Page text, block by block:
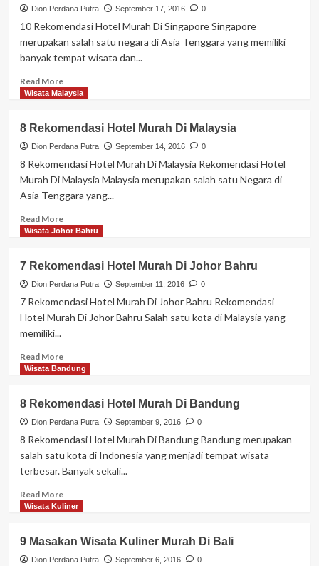
Bajo Luxury Phinisi ” GANDIVA ”
Liveaboard Review
Dion Perdana Putra September 17, 2016 0
10 Rekomendasi Hotel Murah Di Singapore Singapore
merupakan salah satu negara di Asia Tenggara yang memiliki
banyak tempat wisata dan...
Read MoreRead
more
Rekomendasi
Hotel
Murah
Di
Singapore
Wisata Malaysia
8 Rekomendasi Hotel Murah Di Malaysia
Dion Perdana Putra September 14, 2016 0
8 Rekomendasi Hotel Murah Di Malaysia Rekomendasi Hotel
Murah Di Malaysia Malaysia merupakan salah satu Negara di
Asia Tenggara yang...
Read MoreRead
more
Rekomendasi
Hotel
Murah
Di
Wisata Johor Bahru
7 Rekomendasi Hotel Murah Di Johor Bahru
Dion Perdana Putra September 11, 2016 0
7 Rekomendasi Hotel Murah Di Johor Bahru Rekomendasi
Hotel Murah Di Johor Bahru Salah satu kota di Malaysia yang
memiliki...
Read MoreRead
more
Rekomendasi
Hotel
Murah
Di
Bahru
Wisata Bandung
8 Rekomendasi Hotel Murah Di Bandung
Dion Perdana Putra September 9, 2016 0
8 Rekomendasi Hotel Murah Di Bandung Bandung merupakan
salah satu kota di Indonesia yang menjadi tempat wisata
terbesar. Banyak sekali...
Read MoreRead
more
Rekomendasi
Hotel
Wisata Kuliner
9 Masakan Wisata Kuliner Murah Di Bali
Dion Perdana Putra September 6, 2016 0